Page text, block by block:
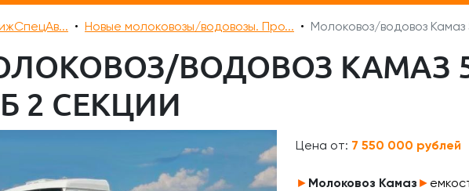
Новые молоковозы/водовозы. Про... Молоковоз/водовоз Камаз
ВОДОВОЗ КАМАЗ
2 СЕКЦИИ
Цена от: 7 550 000 рублей
► Молоковоз Камаз ►